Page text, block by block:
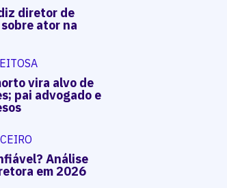
diretor de
ator na
vira alvo de
pai advogado e
Análise
em 2026